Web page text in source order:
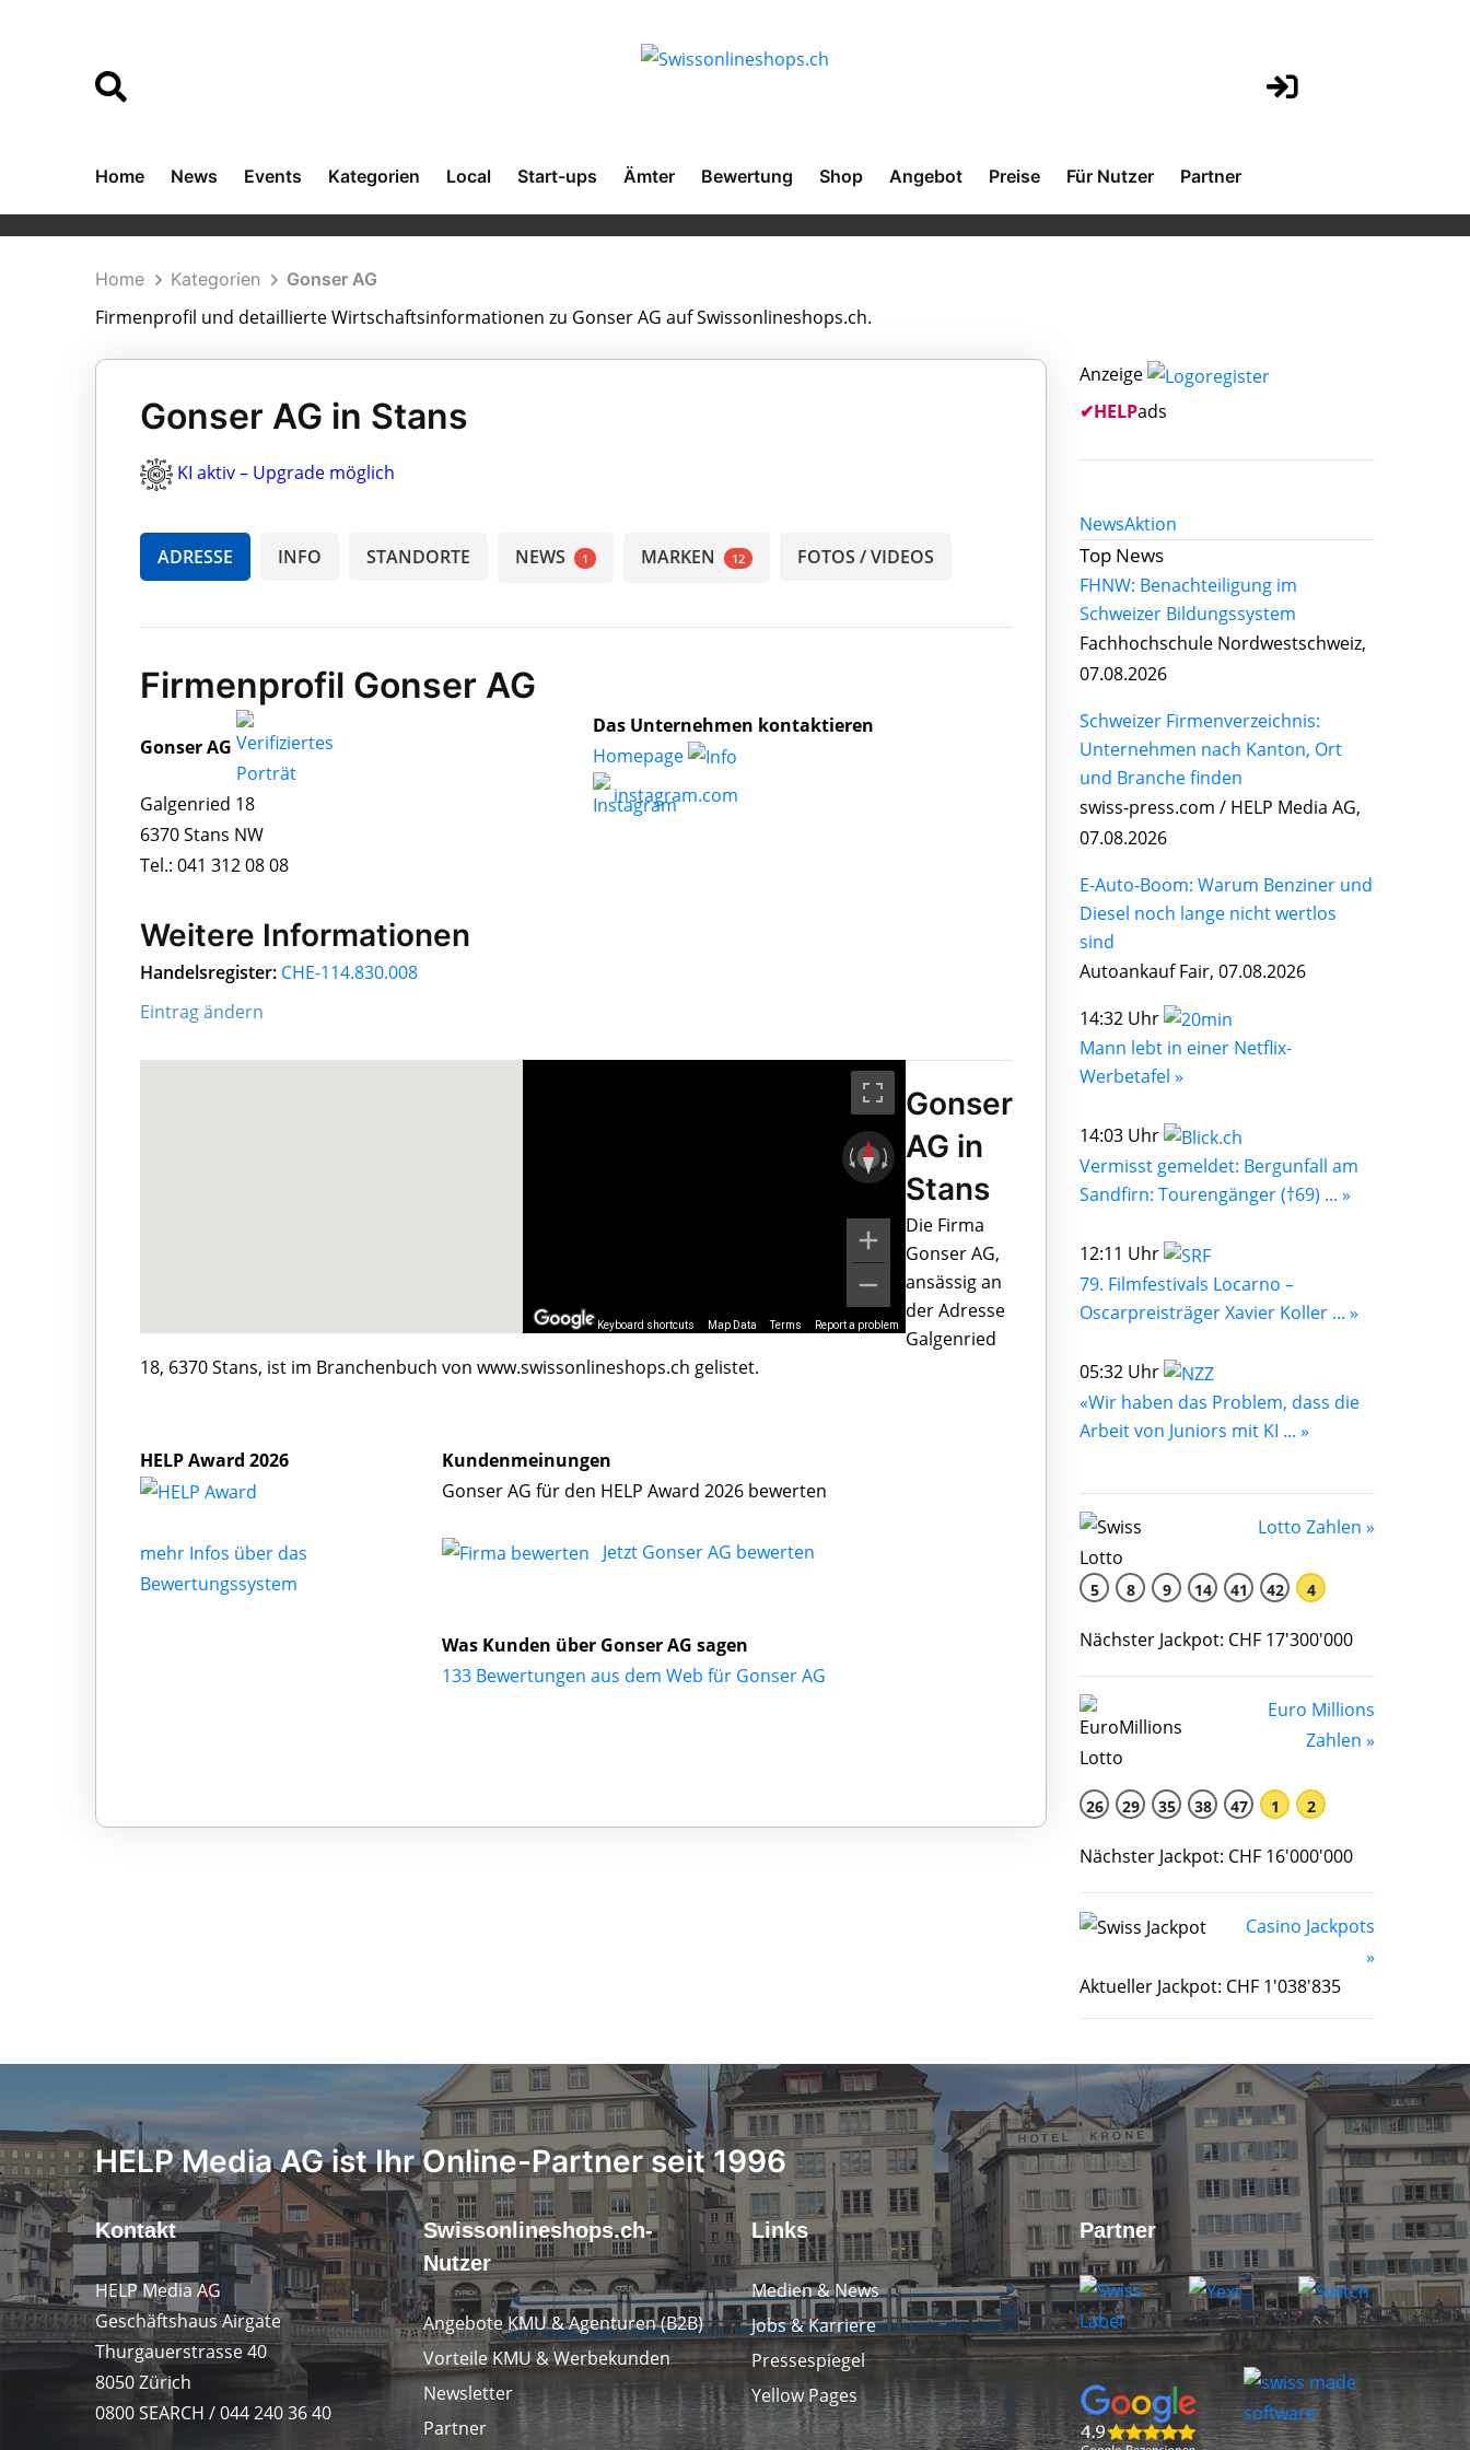
Home News Events Kategorien Local Start-ups Ämter Bewertung Shop Angebot Preise Für Nutzer Partner
Home Kategorien Gonser AG
Firmenprofil und detaillierte Wirtschaftsinformationen zu Gonser AG auf Swissonlineshops.ch.
Gonser AG in Stans
KI aktiv – Upgrade möglich
ADRESSE INFO STANDORTE NEWS 1 MARKEN 12 FOTOS / VIDEOS
Firmenprofil Gonser AG
Gonser AG
Galgenried 18
6370 Stans NW
Tel.: 041 312 08 08
Das Unternehmen kontaktieren
Homepage
instagram.com
Weitere Informationen
Handelsregister: CHE-114.830.008
Eintrag ändern
Keyboard shortcuts Map Data Terms Report a problem
Gonser
AG in
Stans
Die Firma
Gonser AG,
ansässig an
der Adresse
Galgenried
18, 6370 Stans, ist im Branchenbuch von www.swissonlineshops.ch gelistet.
HELP Award 2026
mehr Infos über das
Bewertungssystem
Kundenmeinungen
Gonser AG für den HELP Award 2026 bewerten
Jetzt Gonser AG bewerten
Was Kunden über Gonser AG sagen
133 Bewertungen aus dem Web für Gonser AG
Anzeige
✔HELPads
NewsAktion
Top News
FHNW: Benachteiligung im
Schweizer Bildungssystem
Fachhochschule Nordwestschweiz,
07.08.2026
Schweizer Firmenverzeichnis:
Unternehmen nach Kanton, Ort
und Branche finden
swiss-press.com / HELP Media AG,
07.08.2026
E-Auto-Boom: Warum Benziner und
Diesel noch lange nicht wertlos
sind
Autoankauf Fair, 07.08.2026
14:32 Uhr
Mann lebt in einer Netflix-
Werbetafel »
14:03 Uhr
Vermisst gemeldet: Bergunfall am
Sandfirn: Tourengänger (†69) ... »
12:11 Uhr
79. Filmfestivals Locarno –
Oscarpreisträger Xavier Koller ... »
05:32 Uhr
«Wir haben das Problem, dass die
Arbeit von Juniors mit KI ... »
Lotto Zahlen »
5 8 9 14 41 42 4
Nächster Jackpot: CHF 17'300'000
Euro Millions
Zahlen »
26 29 35 38 47 1 2
Nächster Jackpot: CHF 16'000'000
Casino Jackpots
»
Aktueller Jackpot: CHF 1'038'835
HELP Media AG ist Ihr Online-Partner seit 1996
Kontakt
HELP Media AG
Geschäftshaus Airgate
Thurgauerstrasse 40
8050 Zürich
0800 SEARCH / 044 240 36 40
Swissonlineshops.ch-
Nutzer
Angebote KMU & Agenturen (B2B)
Vorteile KMU & Werbekunden
Newsletter
Partner
Links
Medien & News
Jobs & Karriere
Pressespiegel
Yellow Pages
Partner